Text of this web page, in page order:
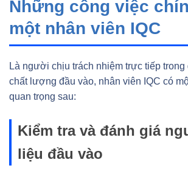
Những công việc
một nhân viên IQC
Là người chịu trách nhiệm trực tiếp trong
chất lượng đầu vào, nhân viên IQC có
quan trọng sau:
Kiểm tra và đánh giá
liệu đầu vào